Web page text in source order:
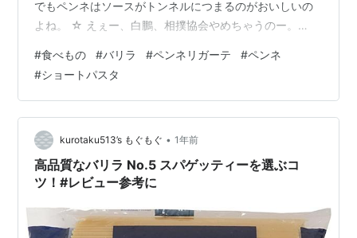
でもペンネはソースがトンネルにつまるのがおいしいの
よね。 ☆ えぇー、白鵬、相撲協会やめちゃうのー。
ーテ No.72 【1.4mm ペンネリガーテ マカロニ
PENNETTE RIGATE セルシオーネ セレツィオーネ オロ
シェフ】 《food》【1kg】【 ※ご注文後のキャンセル・
返品・交換不可。 】価格: 1353 円楽天で詳細を見る バ
リラ ペンネリガーテ 5kgP…
#食べもの #バリラ #ペンネリガーテ #ペンネ
#ショートパスタ
kurotaku513’s もぐもぐ • 1年前
高品質なバリラ No.5 スパゲッティーを選ぶコ
ツ！#レビュー参考に